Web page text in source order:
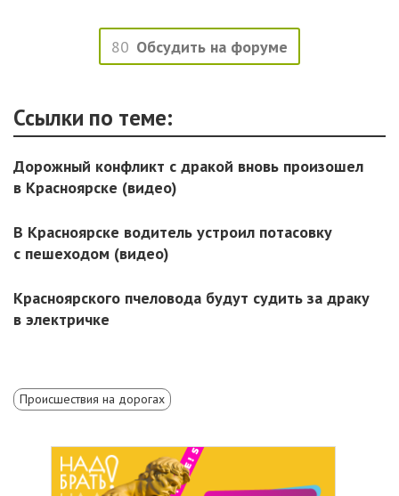
80 Обсудить на форуме
Ссылки по теме:
Дорожный конфликт с дракой вновь произошел
в Красноярске (видео)
В Красноярске водитель устроил потасовку
с пешеходом (видео)
Красноярского пчеловода будут судить за драку
в электричке
Происшествия на дорогах